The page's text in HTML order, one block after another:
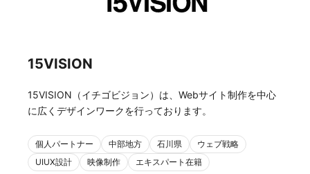
15VISION
15VISION（イチゴビジョン）は、Webサイト制作を中心
に広くデザインワークを行っております。
個人パートナー 中部地方 石川県
ウェブ戦略
UIUX設計
映像制作 エキスパート在籍